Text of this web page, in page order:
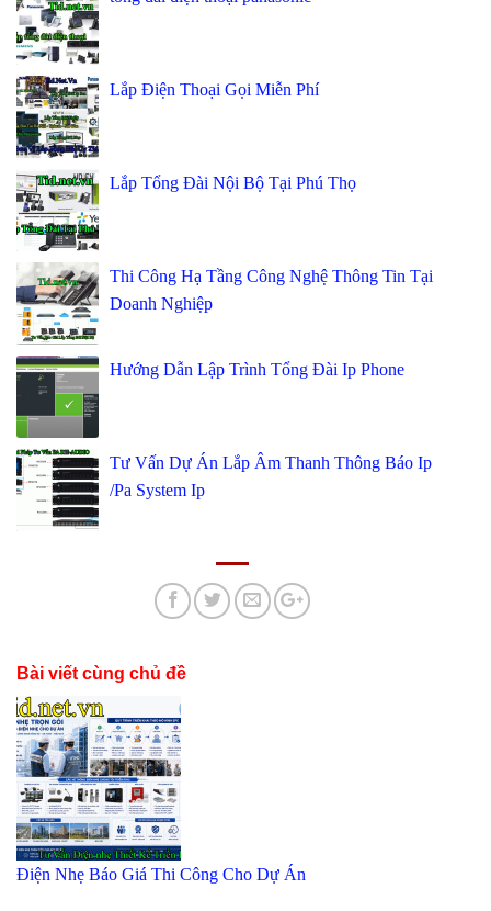
Lắp Điện Thoại Gọi Miễn Phí
Lắp Tổng Đài Nội Bộ Tại Phú Thọ
Thi Công Hạ Tầng Công Nghệ Thông Tin Tại
Doanh Nghiệp
Hướng Dẫn Lập Trình Tổng Đài Ip Phone
Tư Vấn Dự Án Lắp Âm Thanh Thông Báo Ip
/Pa System Ip
Bài viết cùng chủ đề
Điện Nhẹ Báo Giá Thi Công Cho Dự Án